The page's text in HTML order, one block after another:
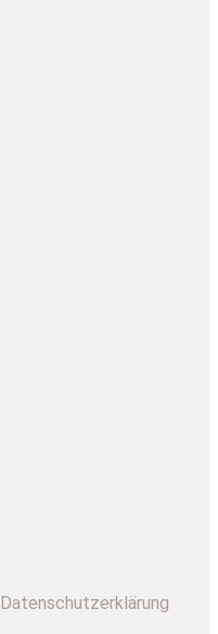
Datenschutzerklärung